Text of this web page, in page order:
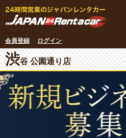
会員登録 ログイン
渋谷 公園通り店